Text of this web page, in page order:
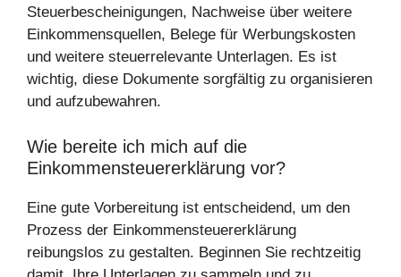
Steuerbescheinigungen, Nachweise über weitere
Einkommensquellen, Belege für Werbungskosten
und weitere steuerrelevante Unterlagen. Es ist
wichtig, diese Dokumente sorgfältig zu organisieren
und aufzubewahren.
Wie bereite ich mich auf die
Einkommensteuererklärung vor?
Eine gute Vorbereitung ist entscheidend, um den
Prozess der Einkommensteuererklärung
reibungslos zu gestalten. Beginnen Sie rechtzeitig